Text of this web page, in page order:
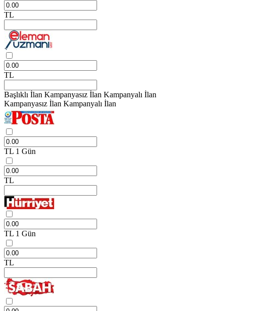
TL
TL
Başlıklı İlan Kampanyasız İlan Kampanyalı İlan
Kampanyasız İlan Kampanyalı İlan
TL 1 Gün
TL
TL 1 Gün
TL